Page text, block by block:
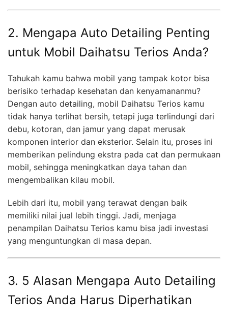
2. Mengapa Auto Detailing Penting
untuk Mobil Daihatsu Terios Anda?
Tahukah kamu bahwa mobil yang tampak kotor bisa
berisiko terhadap kesehatan dan kenyamananmu?
Dengan auto detailing, mobil Daihatsu Terios kamu
tidak hanya terlihat bersih, tetapi juga terlindungi dari
debu, kotoran, dan jamur yang dapat merusak
komponen interior dan eksterior. Selain itu, proses ini
memberikan pelindung ekstra pada cat dan permukaan
mobil, sehingga meningkatkan daya tahan dan
mengembalikan kilau mobil.
Lebih dari itu, mobil yang terawat dengan baik
memiliki nilai jual lebih tinggi. Jadi, menjaga
penampilan Daihatsu Terios kamu bisa jadi investasi
yang menguntungkan di masa depan.
3. 5 Alasan Mengapa Auto Detailing
Terios Anda Harus Diperhatikan